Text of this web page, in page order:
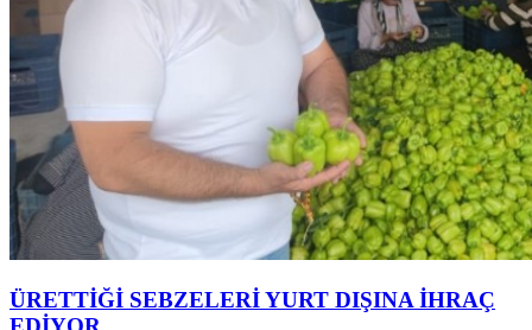
ÜRETTİĞİ SEBZELERİ YURT DIŞINA İHRAÇ